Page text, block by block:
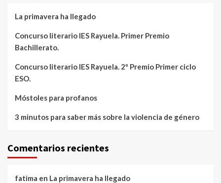
La primavera ha llegado
Concurso literario IES Rayuela. Primer Premio
Bachillerato.
Concurso literario IES Rayuela. 2º Premio Primer ciclo
ESO.
Móstoles para profanos
3 minutos para saber más sobre la violencia de género
Comentarios recientes
fatima en La primavera ha llegado